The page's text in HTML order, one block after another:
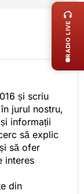
și scriu
jurul nostru,
informații
să explic
să ofer
interes
din
RADIO LIVE